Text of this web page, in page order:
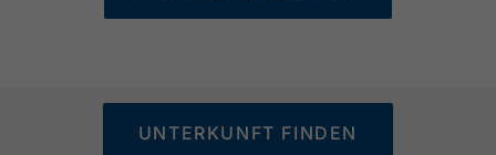
UNTERKUNFT FINDEN